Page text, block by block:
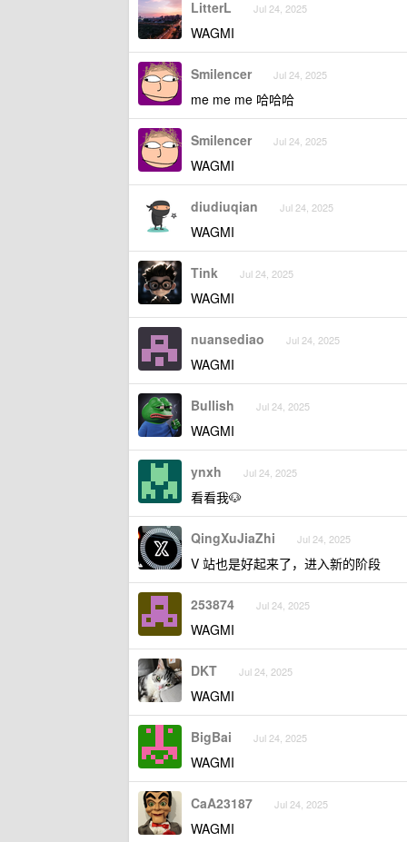
LitterL Jul 24, 2025
WAGMI
Smilencer Jul 24, 2025
me me me 哈哈哈
Smilencer Jul 24, 2025
WAGMI
diudiuqian Jul 24, 2025
WAGMI
Tink Jul 24, 2025
WAGMI
nuansediao Jul 24, 2025
WAGMI
Bullish Jul 24, 2025
WAGMI
ynxh Jul 24, 2025
看看我🐶
QingXuJiaZhi Jul 24, 2025
V 站也是好起来了，进入新的阶段
253874 Jul 24, 2025
WAGMI
DKT Jul 24, 2025
WAGMI
BigBai Jul 24, 2025
WAGMI
CaA23187 Jul 24, 2025
WAGMI